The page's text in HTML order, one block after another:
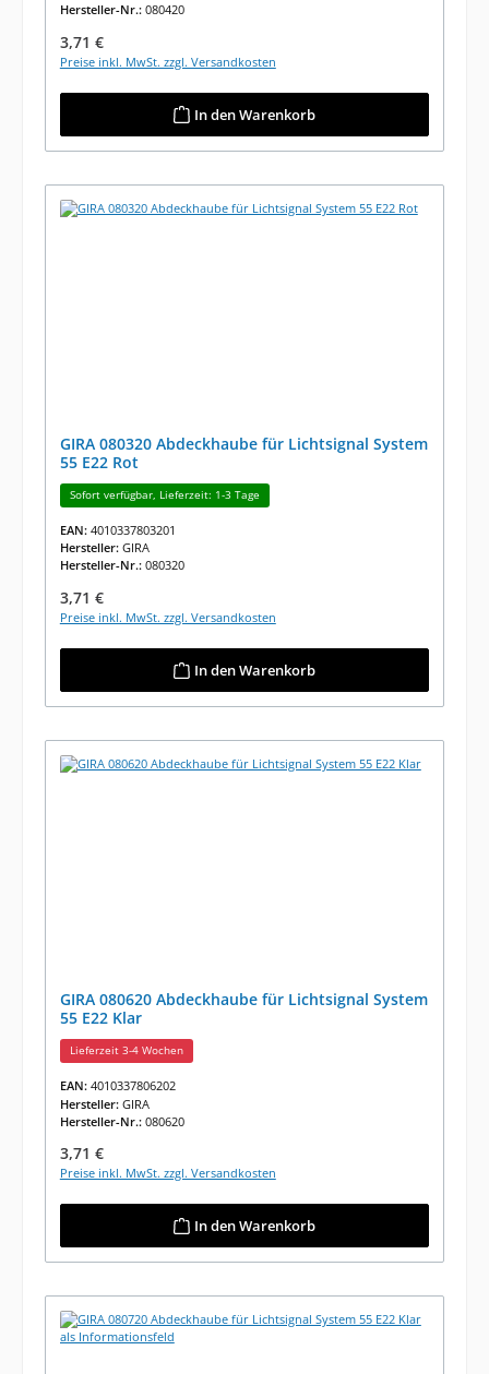
Hersteller-Nr.: 080420
Regulärer Preis:
3,71 €
Preise inkl. MwSt. zzgl. Versandkosten
In den Warenkorb
GIRA 080320 Abdeckhaube für Lichtsignal System
55 E22 Rot
Sofort verfügbar, Lieferzeit: 1-3 Tage
EAN: 4010337803201
Hersteller: GIRA
Hersteller-Nr.: 080320
Regulärer Preis:
3,71 €
Preise inkl. MwSt. zzgl. Versandkosten
In den Warenkorb
GIRA 080620 Abdeckhaube für Lichtsignal System
55 E22 Klar
Lieferzeit 3-4 Wochen
EAN: 4010337806202
Hersteller: GIRA
Hersteller-Nr.: 080620
Regulärer Preis:
3,71 €
Preise inkl. MwSt. zzgl. Versandkosten
In den Warenkorb